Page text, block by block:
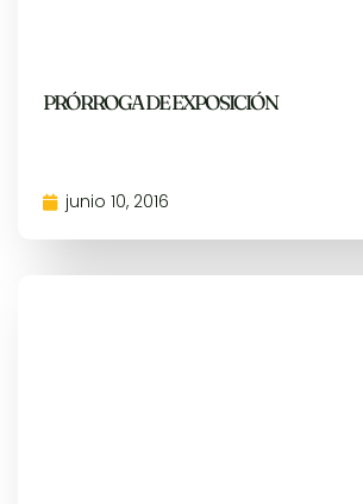
PRÓRROGA DE EXPOSICIÓN
junio 10, 2016